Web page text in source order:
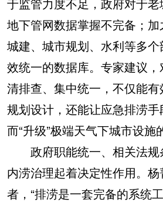
地下管网数据掌握不完备；
城建、城市规划、水利等多
效统一的数据库。专家建议
清排查、集中统一，不仅能
规划设计，还能让应急排涝手
而“升级”极端天气下城市设施
政府职能统一、相关法规
内涝治理起着决定性作用。
者，“排涝是一套完备的系统